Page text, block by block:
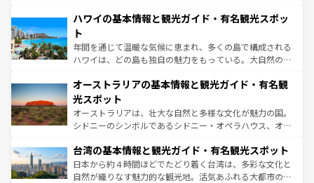
着のスイス情報はコンテンツ一覧を参照してほしい。
のような巨大都市は、観光、ショッピング、エンターテイ
ンメントが詰まった刺激的なスポットだ。一方、アメリカ
西部には大自然が広がり、グランドキャニオンやイエロー
ストーン国立公園といった絶景が堪能できる。さらに、南
文化が魅力。旅行者はアメリカの各地域で異なる魅力を楽
しみながら、その多様性と豊かな歴史を感じることができ
るだろう。車でのロードトリップや列車の旅も、アメリカ
ならではの贅沢な旅のスタイルだ。 なお、新着のアメリカ
情報は コンテンツ一覧 を参照してほしい。
ハワイの基本情報と観光ガイド・有名観光スポッ
ト
年間を通じて温暖な気候に恵まれ、多くの島で構成される
ハワイは、どの島も独自の魅力をもっている。大自然の神
ワイ島は見逃せない。また、定番の観光地といえばオアフ
島だが、静かな自然を求めるならマウイ島やカウアイ島が
おすすめ。エメラルドグリーンに輝く海をはじめ、豊かな
文化や歴史が息づいている。「アロハスピリット」と呼ば
人々、おいしいローカルフードやハワイアンミュージッ
ク、伝統的なフラダンスなど、すべてがハワイの魅力を彩
っている。訪れるたびに新しい発見と感動が待っているハ
オーストラリアの基本情報と観光ガイド・有名観
光スポット
オーストラリアは、壮大な自然と多様な文化が魅力の国。
シドニーのシンボルであるシドニー・オペラハウス、オー
リアリーフや大陸中央部にそびえるウルル（エアーズロッ
ク）、タスマニアの美しい原生林やケアンズの熱帯雨林な
ど、見どころがたくさん。また、カフェやワイン、オージ
台湾の基本情報と観光ガイド・有名観光スポット
日本から約４時間ほどでたどり着く台湾は、多彩な文化と
自然が織りなす魅力的な観光地。活気あふれる大都市の台